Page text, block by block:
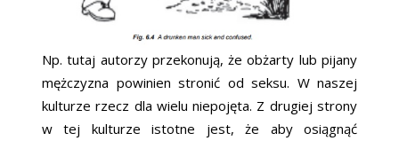
Np. tutaj autorzy przekonują, że obżarty lub pijany
mężczyzna powinien stronić od seksu. W naszej
kulturze rzecz dla wielu niepojęta. Z drugiej strony
w tej kulturze istotne jest, że aby osiągnąć